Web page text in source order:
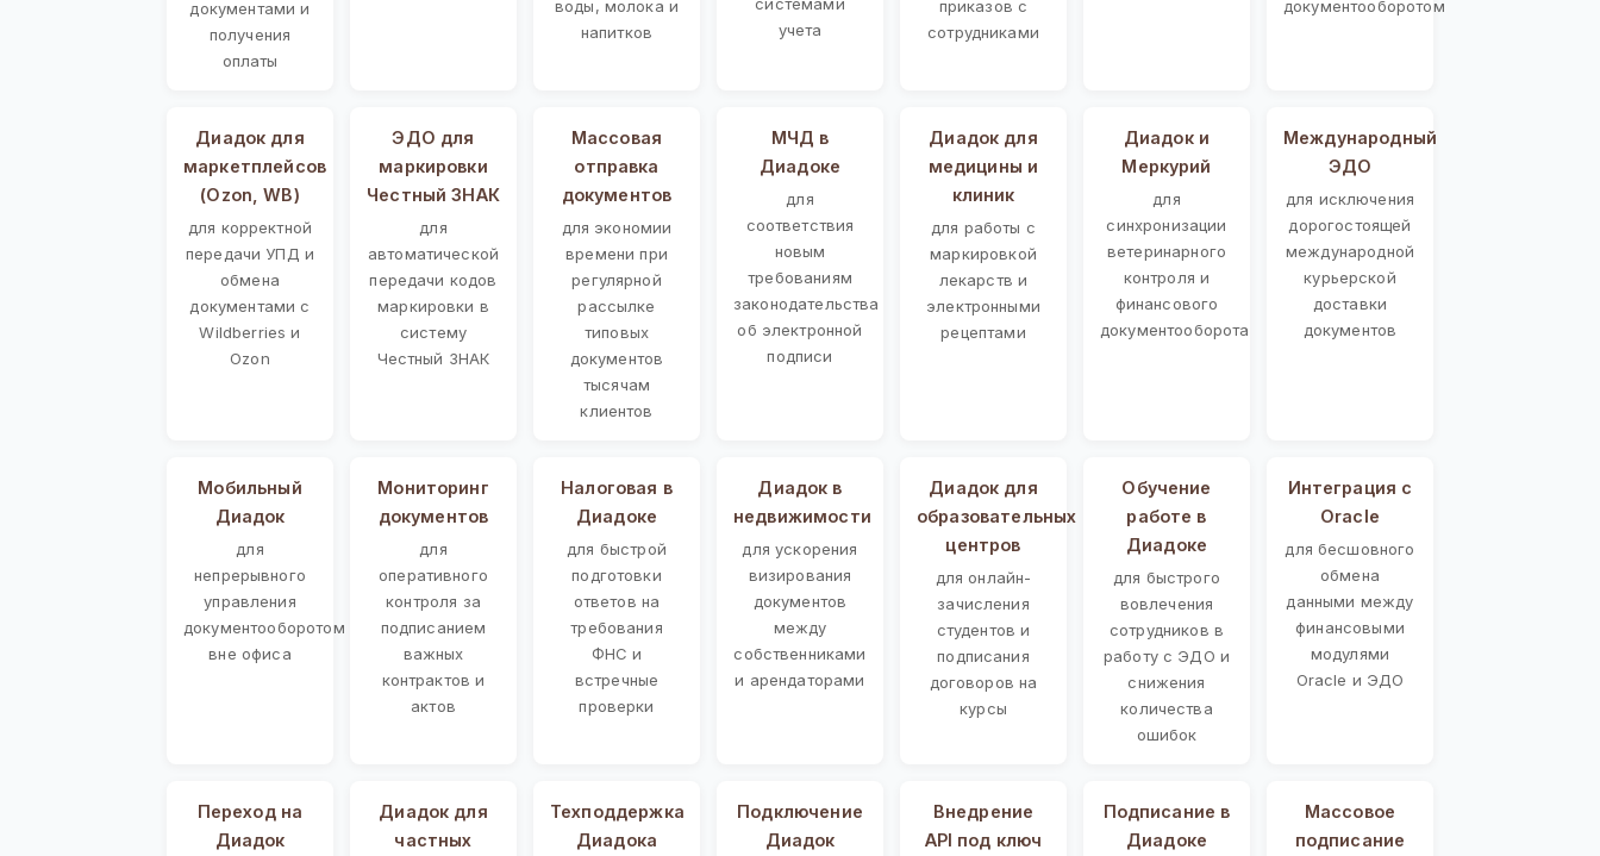
документами и
получения
оплаты
воды, молока и
напитков
учета
приказов с
сотрудниками
документооборотом
Диадок для
маркетплейсов
(Ozon, WB)
для корректной
передачи УПД и
обмена
документами с
Wildberries и
Ozon
ЭДО для
маркировки
Честный ЗНАК
для
автоматической
передачи кодов
маркировки в
систему
Честный ЗНАК
Массовая
отправка
документов
для экономии
времени при
регулярной
рассылке
типовых
документов
тысячам
клиентов
МЧД в
Диадоке
для
соответствия
новым
требованиям
законодательства
об электронной
подписи
Диадок для
медицины и
клиник
для работы с
маркировкой
лекарств и
электронными
рецептами
Диадок и
Меркурий
для
синхронизации
ветеринарного
контроля и
финансового
документооборота
Международный
ЭДО
для исключения
дорогостоящей
международной
курьерской
доставки
документов
Мобильный
Диадок
для
непрерывного
управления
документооборотом
вне офиса
Мониторинг
документов
для
оперативного
контроля за
подписанием
важных
контрактов и
актов
Налоговая в
Диадоке
для быстрой
подготовки
ответов на
требования
ФНС и
встречные
проверки
Диадок в
недвижимости
для ускорения
визирования
документов
между
собственниками
и арендаторами
Диадок для
образовательных
центров
для онлайн-
зачисления
студентов и
подписания
договоров на
курсы
Обучение
работе в
Диадоке
для быстрого
вовлечения
сотрудников в
работу с ЭДО и
снижения
количества
ошибок
Интеграция с
Oracle
для бесшовного
обмена
данными между
финансовыми
модулями
Oracle и ЭДО
Переход на
Диадок
Диадок для
частных
Техподдержка
Диадока
Подключение
Диадок
Внедрение
API под ключ
Подписание в
Диадоке
Массовое
подписание